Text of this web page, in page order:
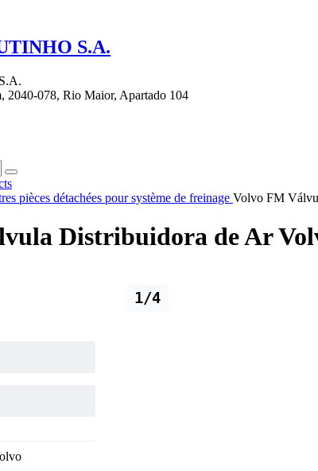
S.A.
2040-078, Rio Maior, Apartado 104
pièces détachées pour système de freinage Volvo FM
Distribuidora de Ar
1/4